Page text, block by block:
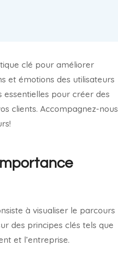
clé pour améliorer
et émotions des utilisateurs
pour créer des
clients. Accompagnez-nous
à visualiser le parcours
des principes clés tels que
et l’entreprise.